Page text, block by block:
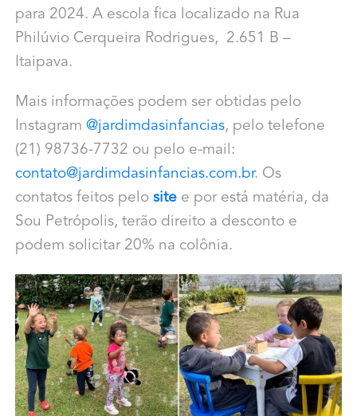
para 2024. A escola fica localizado na Rua
Philúvio Cerqueira Rodrigues, 2.651 B –
Itaipava.
Mais informações podem ser obtidas pelo
Instagram @jardimdasinfancias, pelo telefone
(21) 98736-7732 ou pelo e-mail:
contato@jardimdasinfancias.com.br. Os
contatos feitos pelo sitee por está matéria, da
Sou Petrópolis, terão direito a desconto e
podem solicitar 20% na colônia.